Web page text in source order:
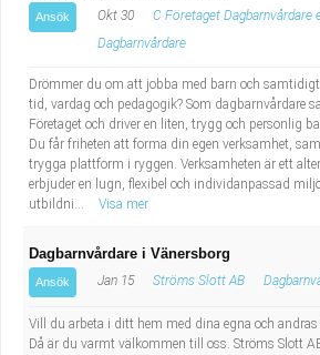
Kultur, media, design
Militärt arbete
Naturbruk
Naturvetenskapligt arbete
Pedagogiskt arbete
Sanering och renhållning
Tidningsbud/Tidningsdistributör
Lärare i fritidshem/
Taxiförare/Taxichaufför
Läkarsekreterare/Vårdadmin/
sekreterare
Lastbilsförare m.fl.
Ansök Okt 30
C Företaget Dagbarnvårdare
Dagbarnvårdare
Drömmer du om att jobba med barn och
tid, vardag och pedagogik? Som dagbarnvårdare
Företaget och driver en liten, trygg och personlig
Du får friheten att forma din egen verksamhet,
trygga plattform i ryggen. Verksamheten är ett
erbjuder en lugn, flexibel och individanpassad
utbildni...
Visa mer
Dagbarnvårdare i Vänersborg
Ansök Jan 15 Ströms Slott AB
Vill du arbeta i ditt hem med dina egna och
Då är du varmt välkommen till oss. Ströms Slott